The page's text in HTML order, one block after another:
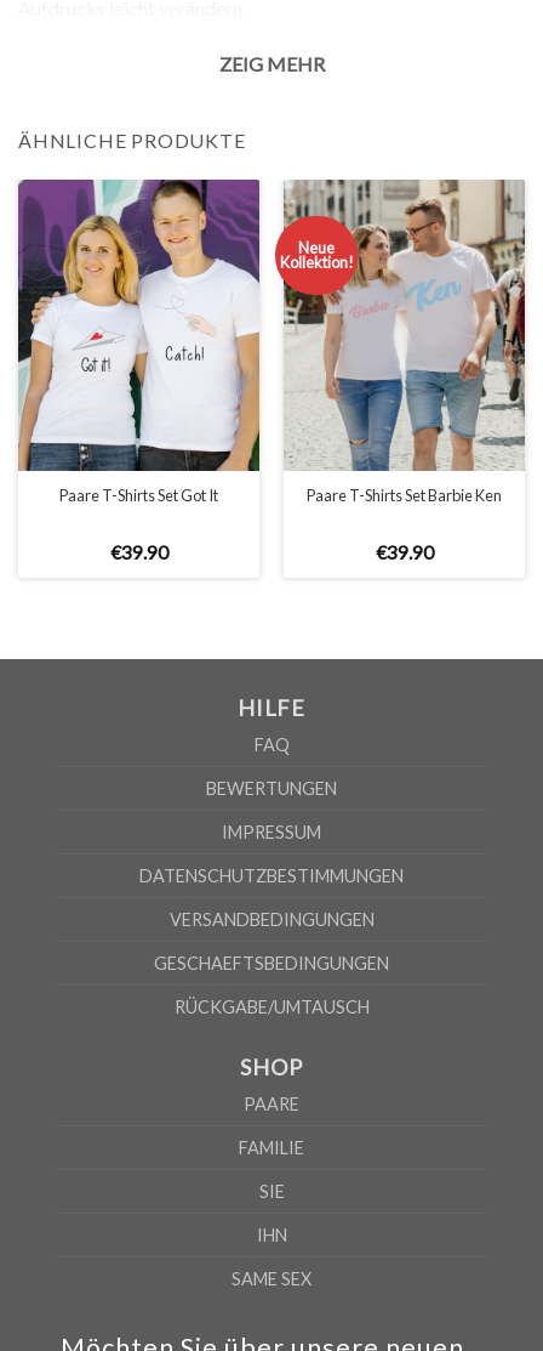
ZEIG MEHR
ÄHNLICHE PRODUKTE
Paare T-Shirts Set Got It
€39.90
Neue
Kollektion!
Paare T-Shirts Set Barbie Ken
€39.90
HILFE
FAQ
BEWERTUNGEN
IMPRESSUM
DATENSCHUTZBESTIMMUNGEN
VERSANDBEDINGUNGEN
GESCHAEFTSBEDINGUNGEN
RÜCKGABE/UMTAUSCH
SHOP
PAARE
FAMILIE
SIE
IHN
SAME SEX